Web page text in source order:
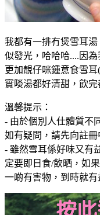
我都有一排冇煲雪耳湯
似發光，哈哈哈....因
更加靚仔咪鍾意食雪耳
實啖湯都好清甜，飲完
溫馨提示：
- 由於個別人仕體質不
如有疑問，請先向註冊
- 雖然雪耳係好味又有
定要即日食/飲晒，如
一啲有害物，到時就有